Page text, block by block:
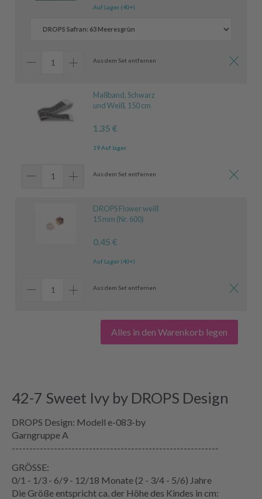
Auf Lager (40+)
Aus dem Set entfernen
Maßband, Schwarz
und Weiß, 150 cm
1.35 €
19 Auf lager
Aus dem Set entfernen
DROPS Flower weiß
15 mm (Nr. 600)
0.45 €
Auf Lager (40+)
Aus dem Set entfernen
Alles in den Warenkorb legen
42-7 Sweet Ivy by DROPS Design
DROPS Design: Modell e-083-by
Garngruppe A
-----------------------------------------------------------
GRÖSSE:
0/1 - 1/3 - 6/9 - 12/18 Monate (2 - 3/4 - 5/6) Jahre
Die Größe entspricht ca. der Höhe des Kindes in cm: